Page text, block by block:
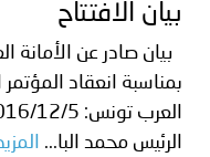
بيان الافتتاح
بيان صادر عن الأمانة
بمناسبة انعقاد
الرئيس محمد البا...